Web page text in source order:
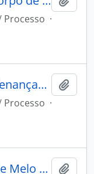
Processo ·
ATESTADO Capitão das Ordenanças da Vila do Cuiabá Antônio Peixoto de Azevedo ao [Governador e Capitão General da Capitania de Mato Grosso João de Albuquerque de Mello Pereira e Cáceres].
Processo ·
AVISO RÉGIO de Martinho de Melo e Castro ao [Governador e Capitão General da Capitania de Mato Grosso] Luiz de Albuquerque de Melo Pereira e Cáceres.